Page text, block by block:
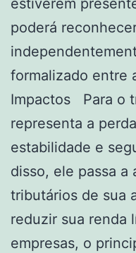
estiverem
poderá
formalizado entre
Impactos Para o
representa a
estabilidade e
disso, ele passa a
tributários de sua
reduzir sua renda
empresas, o